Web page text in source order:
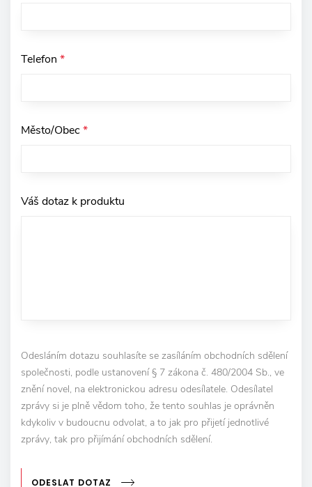
Telefon *
Město/Obec*
Váš dotaz k produktu
Odesláním dotazu souhlasíte se zasíláním obchodních sdělení
společnosti, podle ustanovení § 7 zákona č. 480/2004 Sb., ve
znění novel, na elektronickou adresu odesílatele. Odesílatel
zprávy si je plně vědom toho, že tento souhlas je oprávněn
kdykoliv v budoucnu odvolat, a to jak pro přijetí jednotlivé
zprávy, tak pro přijímání obchodních sdělení.
ODESLAT DOTAZ